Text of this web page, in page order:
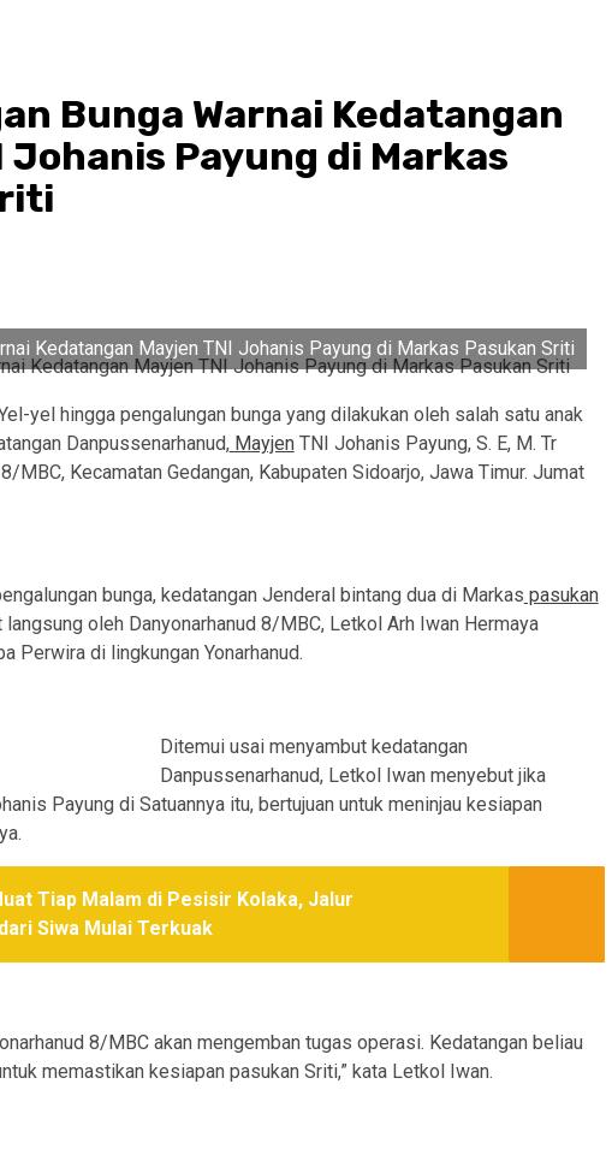
Bunga Warnai Kedatangan
Johanis Payung di Markas
Kedatangan Mayjen TNI Johanis Payung di Markas Pasukan Sriti
yel hingga pengalungan bunga yang dilakukan oleh salah satu anak
Danpussenarhanud,MayjenTNI Johanis Payung, S. E, M. Tr
MBC, Kecamatan Gedangan, Kabupaten Sidoarjo, Jawa Timur. Jumat
bunga, kedatangan Jenderal bintang dua di Markas pasukan
oleh Danyonarhanud 8/MBC, Letkol Arh Iwan Hermaya
Perwira di lingkungan Yonarhanud.
Ditemui usai menyambut kedatangan
Danpussenarhanud, Letkol Iwan menyebut jika
Payung di Satuannya itu, bertujuan untuk meninjau kesiapan
Tiap Malam di Pesisir Kolaka, Jalur
Siwa Mulai Terkuak
8/MBC akan mengemban tugas operasi. Kedatangan beliau
memastikan kesiapan pasukan Sriti,” kata Letkol Iwan.